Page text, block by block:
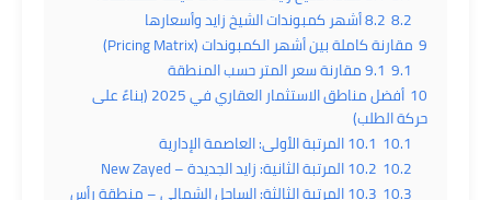
8.2 8.2 أشهر كمبوندات الشيخ زايد وأسعارها
9 مقارنة كاملة بين أشهر الكمبوندات (Pricing Matrix)
9.1 9.1 مقارنة سعر المتر حسب المنطقة
10
أفضل مناطق الاستثمار العقاري في 2025 (بناءً على
حركة الطلب)
10.1 10.1 المرتبة الأولى: العاصمة الإدارية
10.2 10.2 المرتبة الثانية: زايد الجديدة – New Zayed
10.3
10.3 المرتبة الثالثة: الساحل الشمالي – منطقة رأس